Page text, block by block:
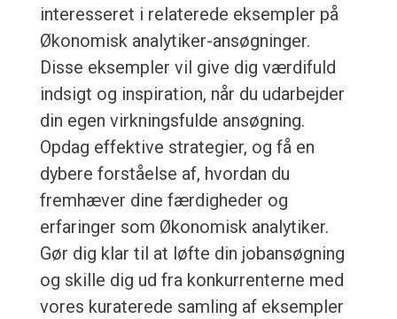
interesseret i relaterede eksempler på
Økonomisk analytiker-ansøgninger.
Disse eksempler vil give dig værdifuld
indsigt og inspiration, når du udarbejder
din egen virkningsfulde ansøgning.
Opdag effektive strategier, og få en
dybere forståelse af, hvordan du
fremhæver dine færdigheder og
erfaringer som Økonomisk analytiker.
Gør dig klar til at løfte din jobansøgning
og skille dig ud fra konkurrenterne med
vores kuraterede samling af eksempler